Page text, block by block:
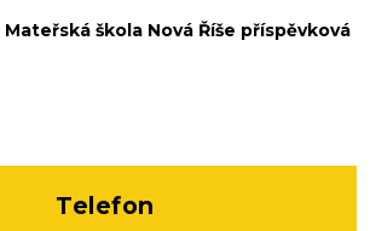
škola Nová Říše příspěvková
Telefon